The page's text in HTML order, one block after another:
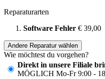
Reparaturarten
Software Fehler € 39,00
Andere Reparatur wählen
Wie möchtest du vorgehen?
Direkt in unsere Filiale
MÖGLICH Mo-Fr 9:00 -